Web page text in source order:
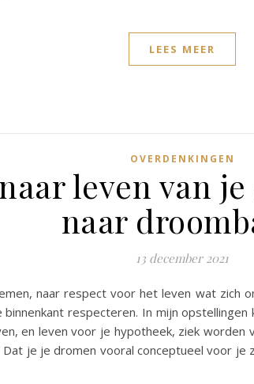
LEES MEER
OVERDENKINGEN
leven van
naar
13 december 2021
naar respect voor het leven wat
respecteren. In mijn
en leven voor je hypotheek, ziek
je je dromen vooral conceptueel voor